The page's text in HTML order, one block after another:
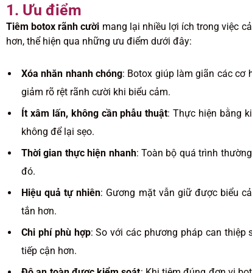
1. Ưu điểm
Tiêm botox rãnh cười mang lại nhiều lợi ích trong việc
hơn, thể hiện qua những ưu điểm dưới đây:
Xóa nhăn nhanh chóng: Botox giúp làm giãn các cơ
giảm rõ rệt rãnh cười khi biểu cảm.
Ít xâm lấn, không cần phẫu thuật: Thực hiện bằng
không để lại sẹo.
Thời gian thực hiện nhanh: Toàn bộ quá trình
đó.
Hiệu quả tự nhiên: Gương mặt vẫn giữ được biểu
tắn hơn.
Chi phí phù hợp: So với các phương pháp can
tiếp cận hơn.